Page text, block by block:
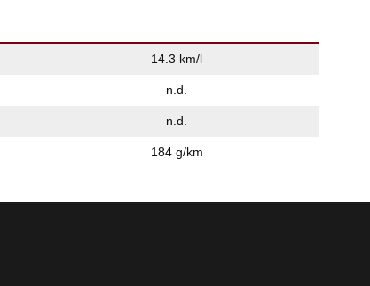
14.3 km/l
n.d.
n.d.
184 g/km